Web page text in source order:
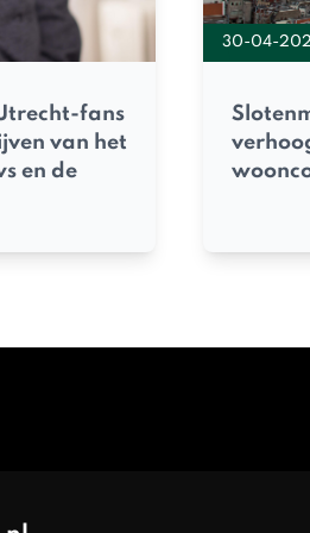
fans
van het
en de
30-04-